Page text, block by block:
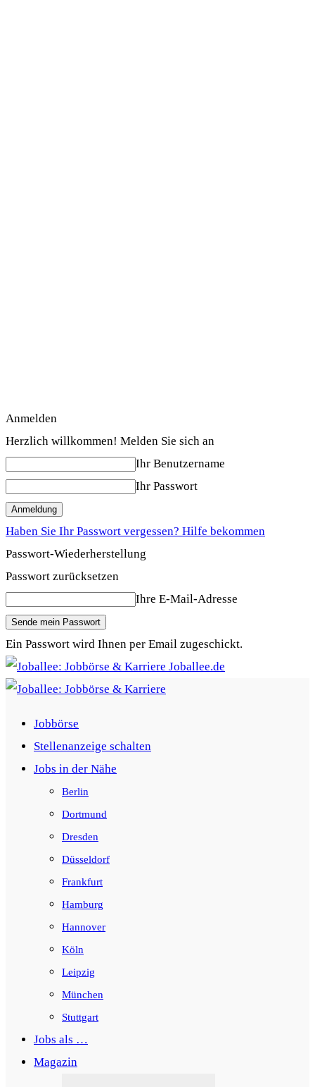
Anmelden
Herzlich willkommen! Melden Sie sich an
Ihr Benutzername
Ihr Passwort
Haben Sie Ihr Passwort vergessen? Hilfe bekommen
Passwort-Wiederherstellung
Passwort zurücksetzen
Ihre E-Mail-Adresse
Ein Passwort wird Ihnen per Email zugeschickt.
Joballee.de
Jobbörse
Stellenanzeige schalten
Jobs in der Nähe
Berlin
Dortmund
Dresden
Düsseldorf
Frankfurt
Hamburg
Hannover
Köln
Leipzig
München
Stuttgart
Jobs als …
Magazin